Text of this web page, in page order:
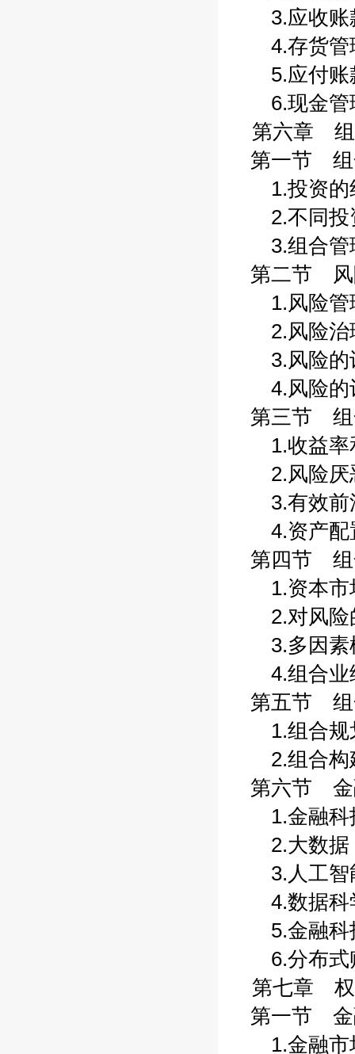
3.应收账
4.存货
5.应付账
6.现金
第六章
第一节 组
1.投资的
2.不同投
3.组合管
第二节 风
1.风险管
2.风险
3.风险的
4.风险的
第三节 组
1.收益率
2.风险厌
3.有效前
4.资产配
第四节 组
1.资本市
2.对风险
3.多因素
4.组合业
第五节 组
1.组合规
2.组合
第六节 金
1.金融科
2.大数
3.人工智
4.数据
5.金融科
6.分布式
第七章
第一节 金
1.金融市